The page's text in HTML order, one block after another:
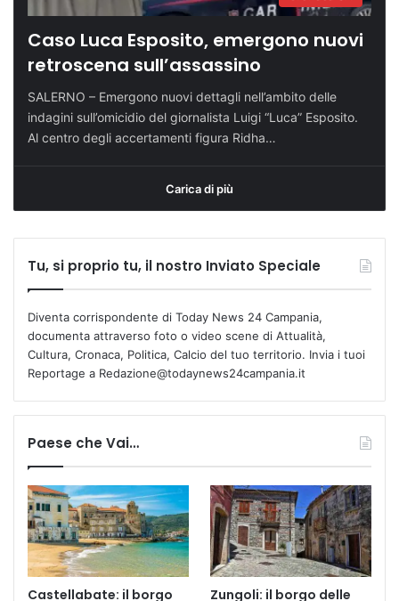
Caso Luca Esposito, emergono nuovi
retroscena sull’assassino
SALERNO – Emergono nuovi dettagli nell’ambito delle
indagini sull’omicidio del giornalista Luigi “Luca” Esposito.
Al centro degli accertamenti figura Ridha…
Carica di più
Tu, si proprio tu, il nostro Inviato Speciale
Diventa corrispondente di Today News 24 Campania,
documenta attraverso foto o video scene di Attualità,
Cultura, Cronaca, Politica, Calcio del tuo territorio. Invia i tuoi
Reportage a Redazione@todaynews24campania.it
Paese che Vai…
Castellabate: il borgo Zungoli: il borgo delle